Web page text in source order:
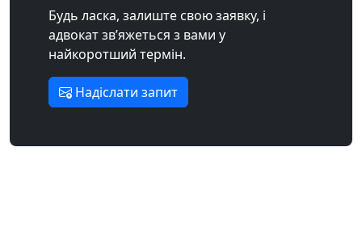
Будь ласка, залиште свою заявку, і
адвокат зв’яжеться з вами у
найкоротший термін.
Надіслати запит